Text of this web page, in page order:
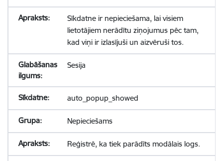
Sīkdatne ir nepieciešama, lai visiem
lietotājiem nerādītu ziņojumus pēc tam,
kad viņi ir izlasījuši un aizvēruši tos.
Sesija
auto_popup_showed
Nepieciešams
Reģistrē, ka tiek parādīts modālais logs.